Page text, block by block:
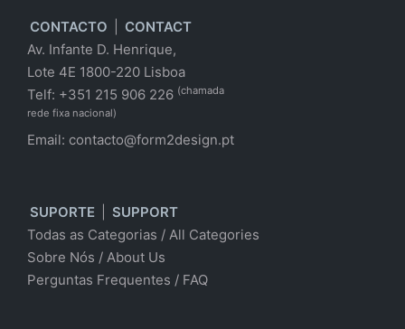
CONTACTO
CONTACT
Av. Infante D. Henrique,
Lote 4E 1800-220 Lisboa
Telf: +351 215 906 226 (chamada
rede fixa nacional)
Email: contacto@form2design.pt
SUPORTE
SUPPORT
Todas as Categorias / All Categories
Sobre Nós / About Us
Perguntas Frequentes / FAQ